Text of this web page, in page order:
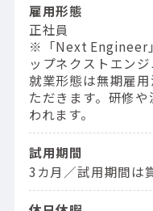
雇用形態
正社員
※「Next Engineer
ップネクストエンジ
就業形態は無期雇
ただきます。研修
われます。
試用期間
3カ月／試用期間は